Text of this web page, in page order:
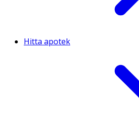
Hitta apotek